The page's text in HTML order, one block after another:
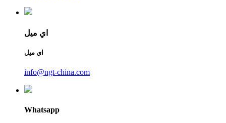
اي ميل
اي ميل
info@ngt-china.com
Whatsapp